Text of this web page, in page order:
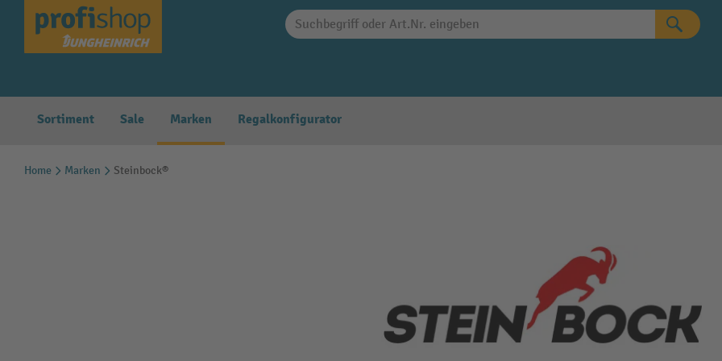
Zur Hauptnavigation springen
Sortiment Sale Marken Regalkonfigurator
Home Marken Steinbock®